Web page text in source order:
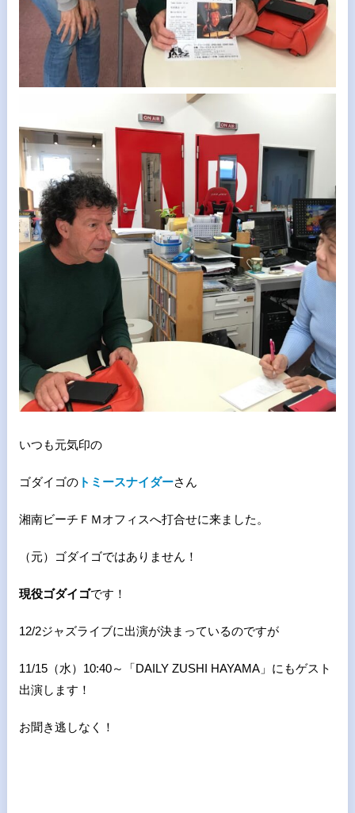
いつも元気印の
ゴダイゴのトミースナイダーさん
湘南ビーチＦＭオフィスへ打合せに来ました。
（元）ゴダイゴではありません！
現役ゴダイゴです！
12/2ジャズライブに出演が決まっているのですが
11/15（水）10:40～「DAILY ZUSHI HAYAMA」にもゲスト
出演します！
お聞き逃しなく！